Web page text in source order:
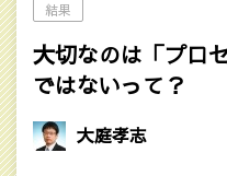
結果
大切なのは「プロ
ではないって？
大庭孝志